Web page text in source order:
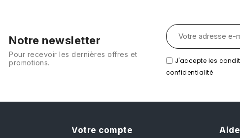
Notre newsletter
Pour recevoir les dernières offres et
promotions.
J'accepte les
confidentialité
Votre compte Aide